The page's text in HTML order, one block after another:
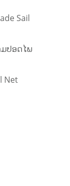
Sail
ປອດໄພ
Net